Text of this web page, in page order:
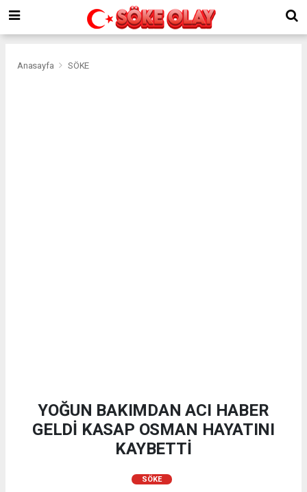
Anasayfa SÖKE
YOĞUN BAKIMDAN ACI HABER
GELDİ KASAP OSMAN HAYATINI
KAYBETTİ
SÖKE